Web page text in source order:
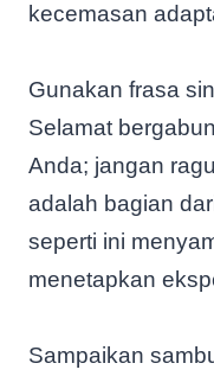
kecemasan
Gunakan frasa
Selamat
Anda; jangan
adalah bagian
seperti ini
menetapkan
Sampaikan